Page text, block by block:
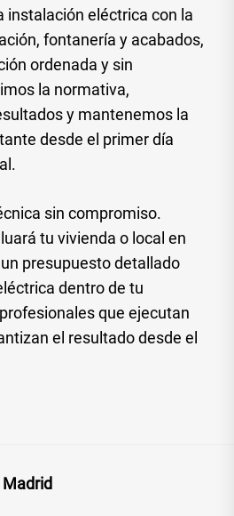
instalación eléctrica con la
fontanería y acabados,
ordenada y sin
la normativa,
y mantenemos la
desde el primer día
sin compromiso.
tu vivienda o local en
presupuesto detallado
dentro de tu
que ejecutan
el resultado desde el